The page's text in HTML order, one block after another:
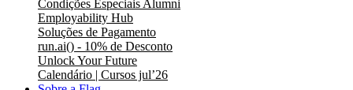
Condições Especiais Alumni
Employability Hub
Soluções de Pagamento
run.ai() - 10% de Desconto
Unlock Your Future
Calendário | Cursos jul’26